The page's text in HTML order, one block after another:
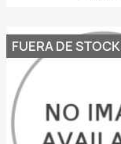
FUERA DE STOCK